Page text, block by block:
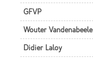
GFVP
Wouter Vandenabeele
Didier Laloy